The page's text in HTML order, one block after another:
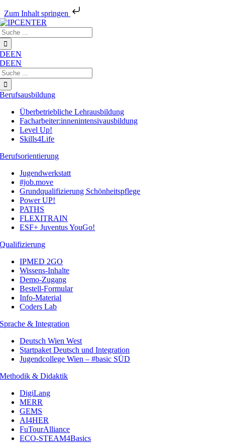
Zum Inhalt springen
Zum
Inhalt
springen
DEEN
DEEN
Berufsausbildung
Überbetriebliche Lehrausbildung
Facharbeiter:innenintensivausbildung
Level Up!
Skills4Life
Berufsorientierung
Jugendwerkstatt
#job.move
Grundqualifizierung Schönheitspflege
Power UP!
PATHS
FLEXITRAIN
ESF+ Juventus YouGo!
Qualifizierung
IPMED 2GO
Wissens-Inhalte
Demo-Zugang
Bestell-Formular
Info-Material
Coders Lab
Sprache & Integration
Deutsch Wien West
Startpaket Deutsch und Integration
Jugendcollege Wien – #basic SÜD
Methodik & Didaktik
DigiLang
MERR
GEMS
AI4HER
FuTourAlliance
ECO-STEAM4Basics